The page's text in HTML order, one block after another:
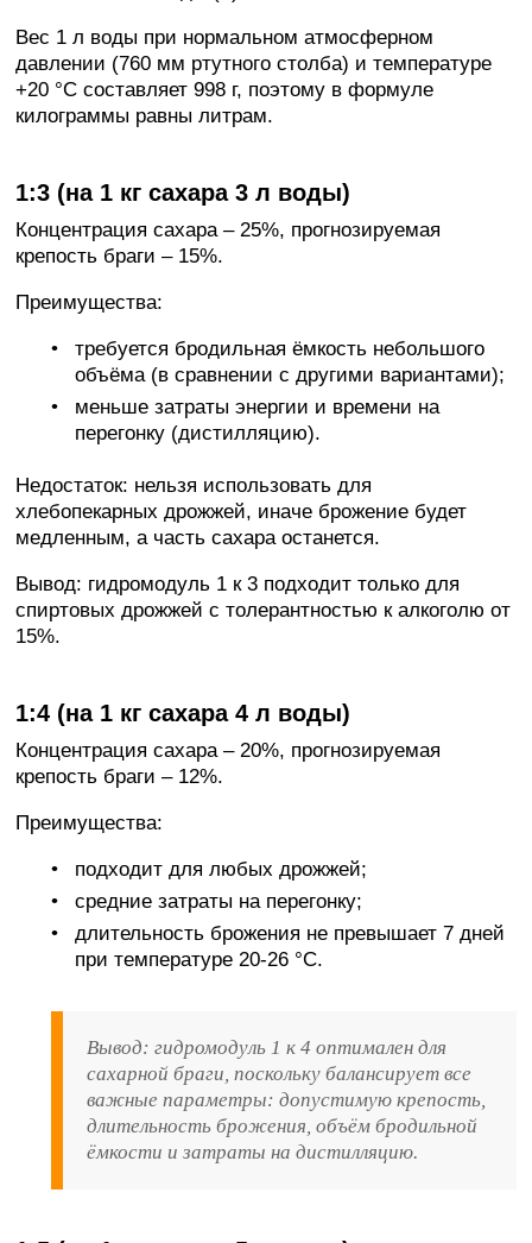
Вес 1 л воды при нормальном атмосферном
давлении (760 мм ртутного столба) и температуре
+20 °C составляет 998 г, поэтому в формуле
килограммы равны литрам.
1:3 (на 1 кг сахара 3 л воды)
Концентрация сахара – 25%, прогнозируемая
крепость браги – 15%.
Преимущества:
требуется бродильная ёмкость небольшого
объёма (в сравнении с другими вариантами);
меньше затраты энергии и времени на
перегонку (дистилляцию).
Недостаток: нельзя использовать для
хлебопекарных дрожжей, иначе брожение будет
медленным, а часть сахара останется.
Вывод: гидромодуль 1 к 3 подходит только для
спиртовых дрожжей с толерантностью к алкоголю от
15%.
1:4 (на 1 кг сахара 4 л воды)
Концентрация сахара – 20%, прогнозируемая
крепость браги – 12%.
Преимущества:
подходит для любых дрожжей;
средние затраты на перегонку;
длительность брожения не превышает 7 дней
при температуре 20-26 °C.
Вывод: гидромодуль 1 к 4 оптимален для
сахарной браги, поскольку балансирует все
важные параметры: допустимую крепость,
длительность брожения, объём бродильной
ёмкости и затраты на дистилляцию.